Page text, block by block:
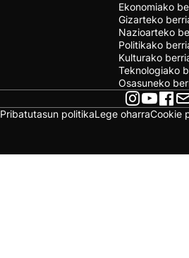
Ekonomiako
Gizarteko
Nazioarteko
Politikako
Kulturako
Teknologiako
Osasuneko
Pribatutasun politikaLege oharraCookie